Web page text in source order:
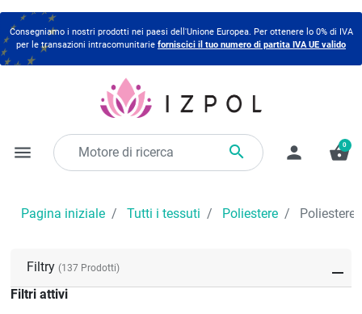
Consegniamo i nostri prodotti nei paesi dell'Unione Europea. Per ottenere lo 0% di IVA
per le transazioni intracomunitarie forniscici il tuo numero di partita IVA UE valido
menu  person shopping_basket
0
Pagina iniziale Tutti i tessuti Poliestere Poliestere
Filtry (137 Prodotti)
Filtri attivi